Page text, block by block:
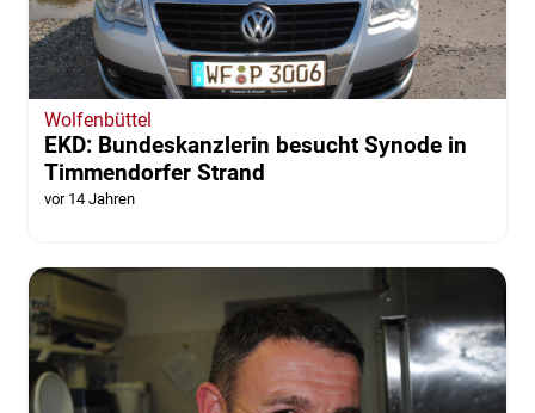
Wolfenbüttel
EKD: Bundeskanzlerin besucht Synode in
Timmendorfer Strand
vor 14 Jahren